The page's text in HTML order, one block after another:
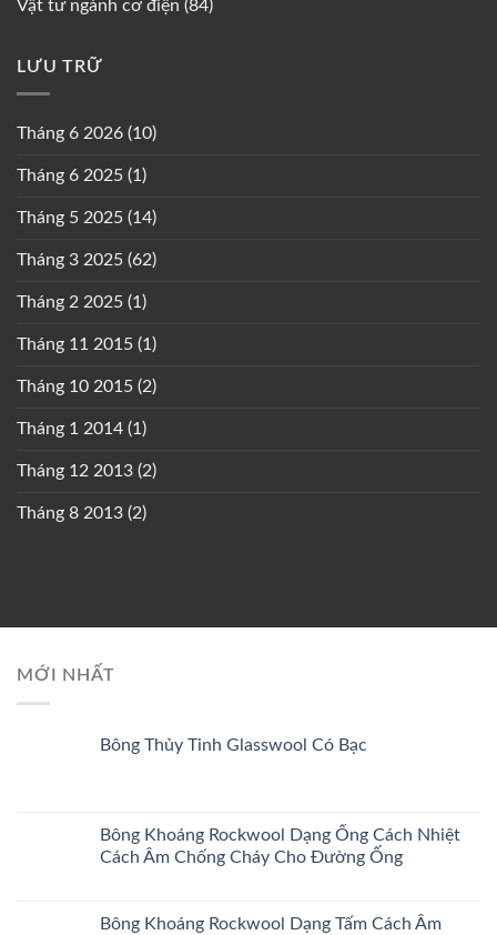
Vật tư ngành cơ điện (84)
LƯU TRỮ
Tháng 6 2026 (10)
Tháng 6 2025 (1)
Tháng 5 2025 (14)
Tháng 3 2025 (62)
Tháng 2 2025 (1)
Tháng 11 2015 (1)
Tháng 10 2015 (2)
Tháng 1 2014 (1)
Tháng 12 2013 (2)
Tháng 8 2013 (2)
MỚI NHẤT
Bông Thủy Tinh Glasswool Có Bạc
Bông Khoáng Rockwool Dạng Ống Cách Nhiệt
Cách Âm Chống Cháy Cho Đường Ống
Bông Khoáng Rockwool Dạng Tấm Cách Âm